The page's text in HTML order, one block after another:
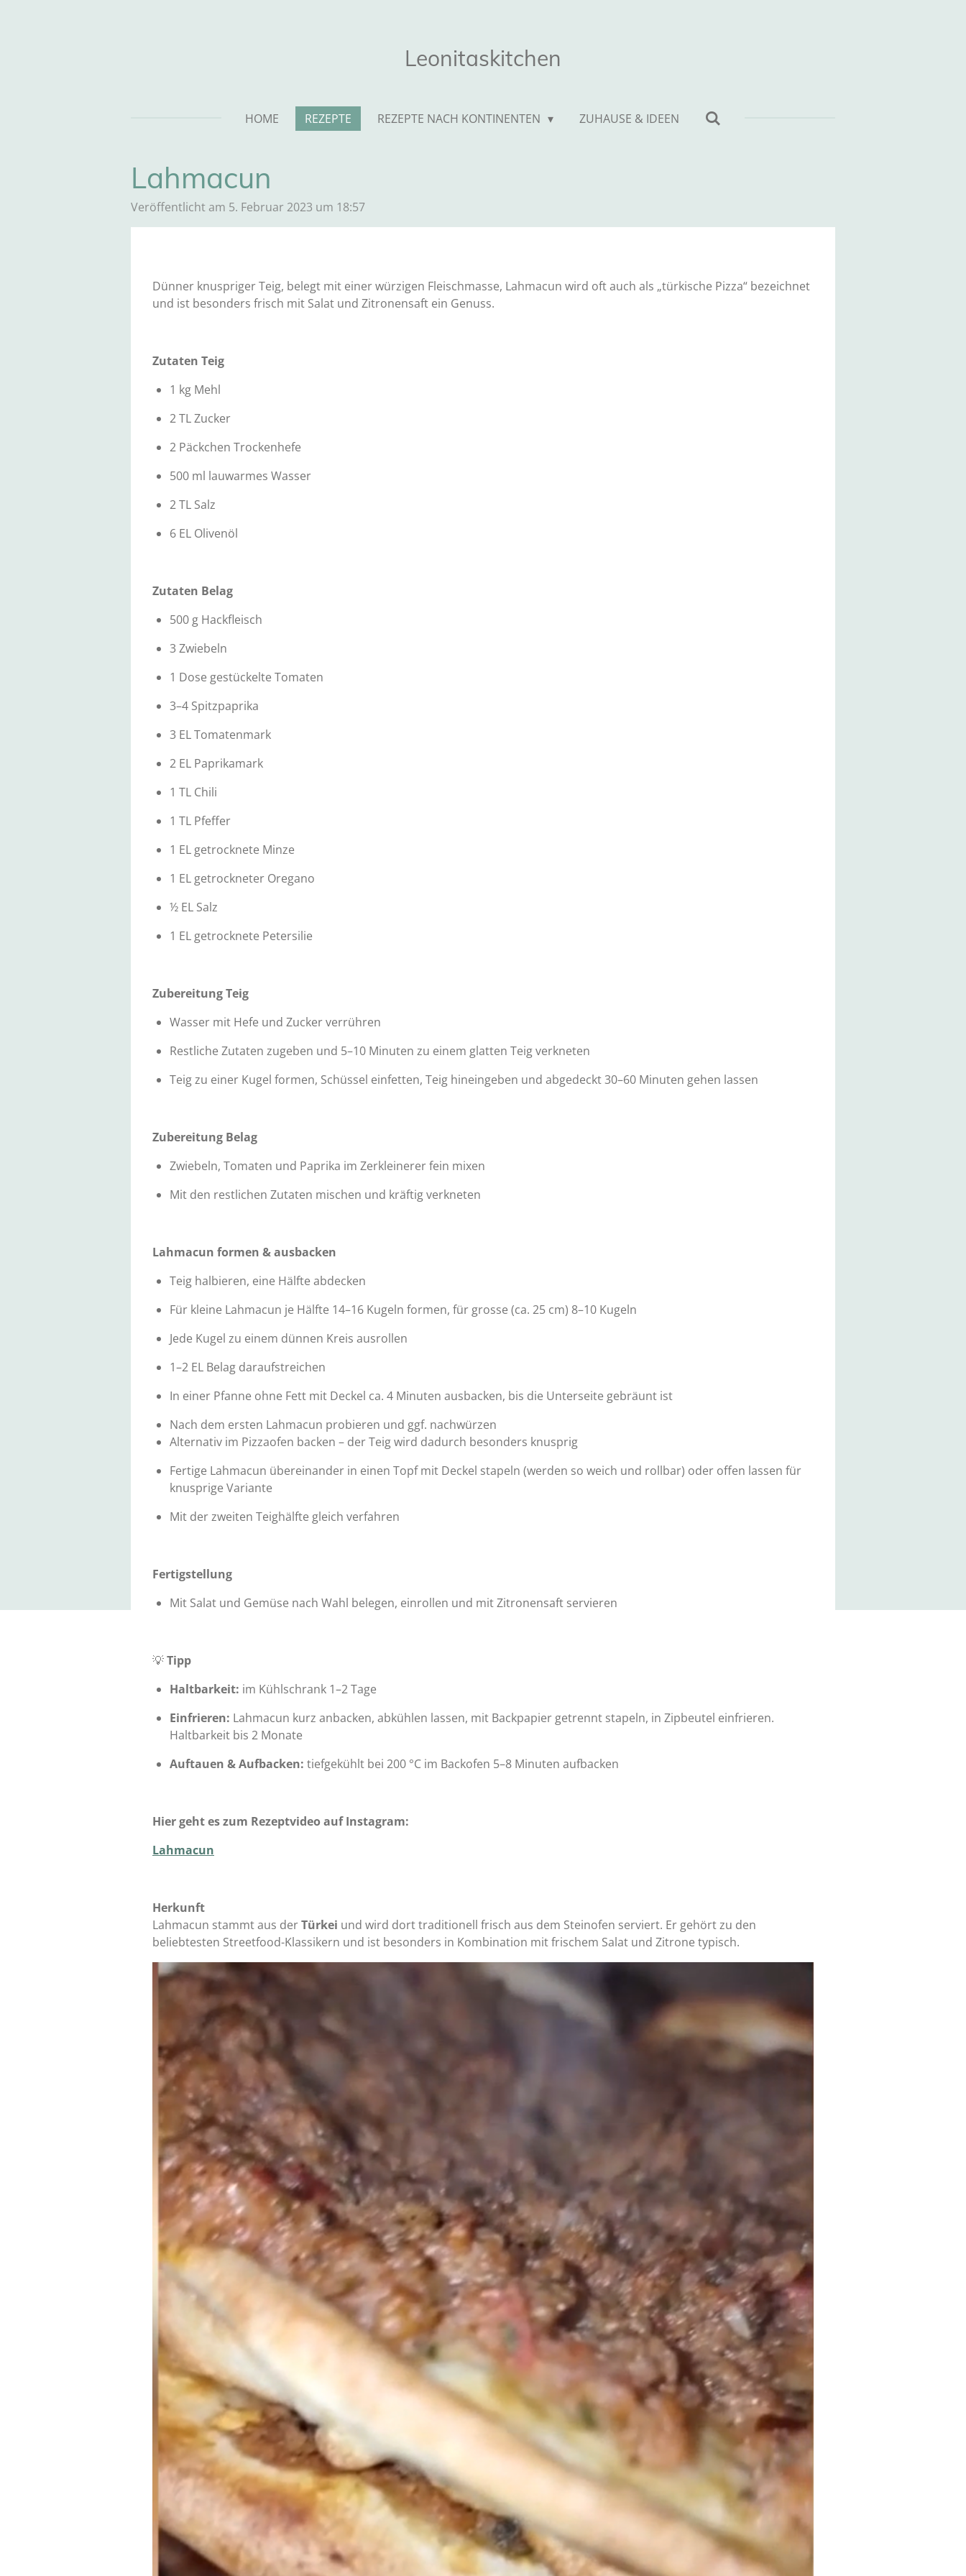
Leonitaskitchen
HOME REZEPTE REZEPTE NACH KONTINENTEN ZUHAUSE & IDEEN
Lahmacun
Veröffentlicht am 5. Februar 2023 um 18:57
Dünner knuspriger Teig, belegt mit einer würzigen Fleischmasse, Lahmacun wird oft auch als „türkische Pizza“ bezeichnet
und ist besonders frisch mit Salat und Zitronensaft ein Genuss.
Zutaten Teig
1 kg Mehl
2 TL Zucker
2 Päckchen Trockenhefe
500 ml lauwarmes Wasser
2 TL Salz
6 EL Olivenöl
Zutaten Belag
500 g Hackfleisch
3 Zwiebeln
1 Dose gestückelte Tomaten
3–4 Spitzpaprika
3 EL Tomatenmark
2 EL Paprikamark
1 TL Chili
1 TL Pfeffer
1 EL getrocknete Minze
1 EL getrockneter Oregano
½ EL Salz
1 EL getrocknete Petersilie
Zubereitung Teig
Wasser mit Hefe und Zucker verrühren
Restliche Zutaten zugeben und 5–10 Minuten zu einem glatten Teig verkneten
Teig zu einer Kugel formen, Schüssel einfetten, Teig hineingeben und abgedeckt 30–60 Minuten gehen lassen
Zubereitung Belag
Zwiebeln, Tomaten und Paprika im Zerkleinerer fein mixen
Mit den restlichen Zutaten mischen und kräftig verkneten
Lahmacun formen & ausbacken
Teig halbieren, eine Hälfte abdecken
Für kleine Lahmacun je Hälfte 14–16 Kugeln formen, für grosse (ca. 25 cm) 8–10 Kugeln
Jede Kugel zu einem dünnen Kreis ausrollen
1–2 EL Belag daraufstreichen
In einer Pfanne ohne Fett mit Deckel ca. 4 Minuten ausbacken, bis die Unterseite gebräunt ist
Nach dem ersten Lahmacun probieren und ggf. nachwürzen
Alternativ im Pizzaofen backen – der Teig wird dadurch besonders knusprig
Fertige Lahmacun übereinander in einen Topf mit Deckel stapeln (werden so weich und rollbar) oder offen lassen für
knusprige Variante
Mit der zweiten Teighälfte gleich verfahren
Fertigstellung
Mit Salat und Gemüse nach Wahl belegen, einrollen und mit Zitronensaft servieren
💡Tipp
Haltbarkeit: im Kühlschrank 1–2 Tage
Einfrieren: Lahmacun kurz anbacken, abkühlen lassen, mit Backpapier getrennt stapeln, in Zipbeutel einfrieren.
Haltbarkeit bis 2 Monate
Auftauen & Aufbacken: tiefgekühlt bei 200 °C im Backofen 5–8 Minuten aufbacken
Hier geht es zum Rezeptvideo auf Instagram:
Lahmacun
Herkunft
Lahmacun stammt aus derTürkei und wird dort traditionell frisch aus dem Steinofen serviert. Er gehört zu den
beliebtesten Streetfood-Klassikern und ist besonders in Kombination mit frischem Salat und Zitrone typisch.